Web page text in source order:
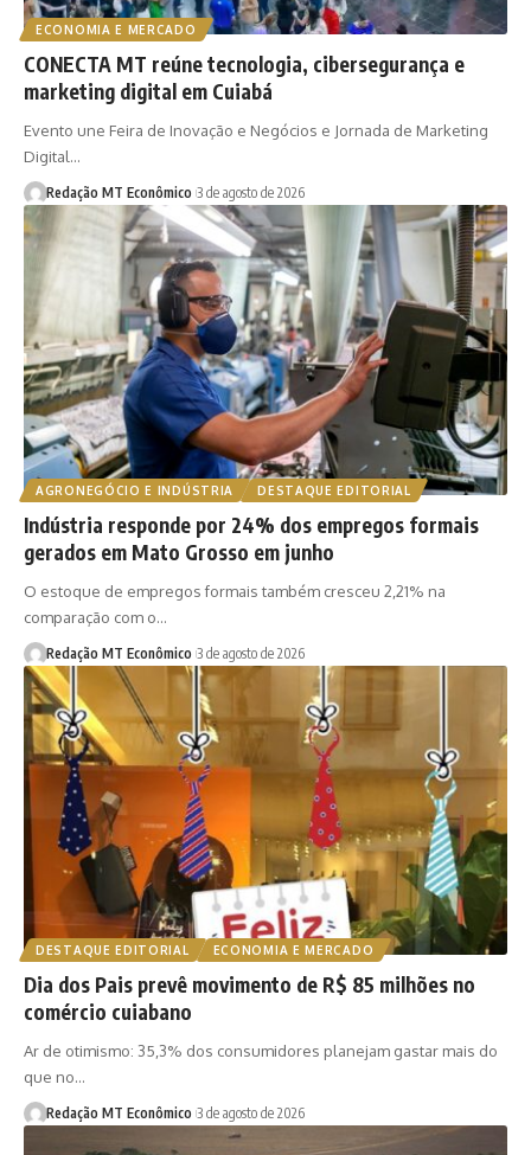
ECONOMIA E MERCADO
CONECTA MT reúne tecnologia, cibersegurança e
marketing digital em Cuiabá
Evento une Feira de Inovação e Negócios e Jornada de Marketing
Digital…
Redação MT Econômico 3 de agosto de 2026
AGRONEGÓCIO E INDÚSTRIA DESTAQUE EDITORIAL
Indústria responde por 24% dos empregos formais
gerados em Mato Grosso em junho
O estoque de empregos formais também cresceu 2,21% na
comparação com o…
Redação MT Econômico 3 de agosto de 2026
DESTAQUE EDITORIAL ECONOMIA E MERCADO
Dia dos Pais prevê movimento de R$ 85 milhões no
comércio cuiabano
Ar de otimismo: 35,3% dos consumidores planejam gastar mais do
que no…
Redação MT Econômico 3 de agosto de 2026